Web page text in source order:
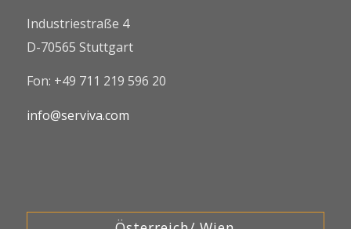
Industriestraße 4
D-70565 Stuttgart
Fon: +49 711 219 596 20
info@serviva.com